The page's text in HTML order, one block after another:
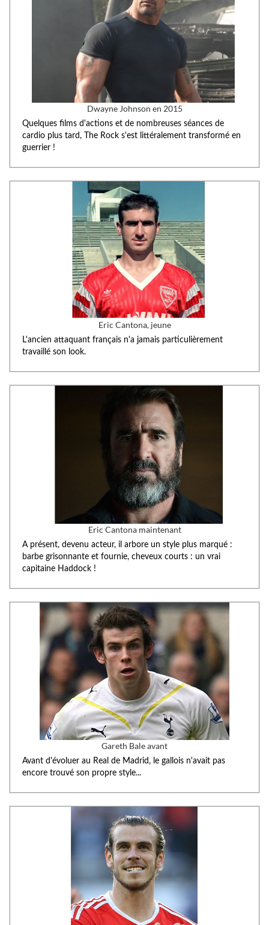
Dwayne Johnson en 2015
Quelques films d'actions et de nombreuses séances de
cardio plus tard, The Rock s'est littéralement transformé en
guerrier !
Eric Cantona, jeune
L'ancien attaquant français n'a jamais particulièrement
travaillé son look.
Eric Cantona maintenant
A présent, devenu acteur, il arbore un style plus marqué :
barbe grisonnante et fournie, cheveux courts : un vrai
capitaine Haddock !
Gareth Bale avant
Avant d'évoluer au Real de Madrid, le gallois n'avait pas
encore trouvé son propre style...